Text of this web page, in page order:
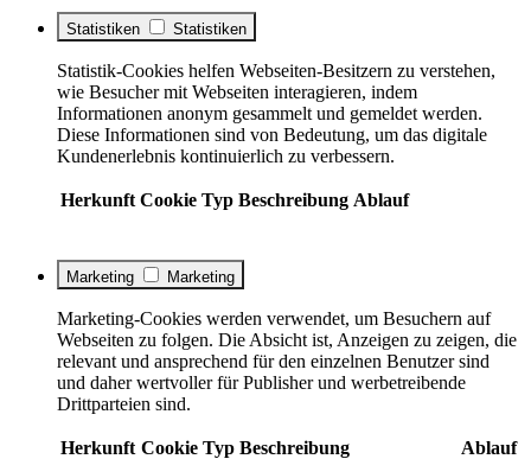
Statistiken Statistiken
Statistik-Cookies helfen Webseiten-Besitzern zu verstehen,
wie Besucher mit Webseiten interagieren, indem
Informationen anonym gesammelt und gemeldet werden.
Diese Informationen sind von Bedeutung, um das digitale
Kundenerlebnis kontinuierlich zu verbessern.
Herkunft Cookie Typ Beschreibung Ablauf
Marketing Marketing
Marketing-Cookies werden verwendet, um Besuchern auf
Webseiten zu folgen. Die Absicht ist, Anzeigen zu zeigen, die
relevant und ansprechend für den einzelnen Benutzer sind
und daher wertvoller für Publisher und werbetreibende
Drittparteien sind.
Herkunft Cookie Typ Beschreibung Ablauf